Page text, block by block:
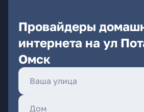
Провайдеры
интернета на ул
Омск